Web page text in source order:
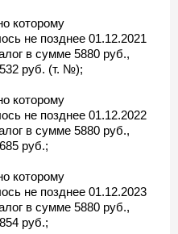
которому
не позднее 01.12.2021
в сумме 5880 руб.,
руб. (т. №);
которому
не позднее 01.12.2022
в сумме 5880 руб.,
руб.;
которому
не позднее 01.12.2023
в сумме 5880 руб.,
руб.;